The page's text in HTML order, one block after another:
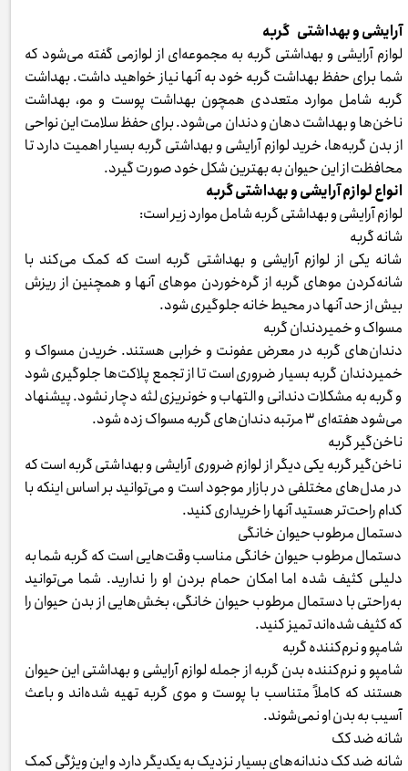
آرایشی و بهداشتی گربه
لوازم آرایشی و بهداشتی گربه به مجموعه‌ای از لوازمی گفته می‌شود که
شما برای حفظ بهداشت گربه خود به آنها نیاز خواهید داشت. بهداشت
گربه شامل موارد متعددی همچون بهداشت پوست و مو، بهداشت
ناخن‌ها و بهداشت دهان و دندان می‌شود. برای حفظ سلامت این نواحی
از بدن گربه‌ها، خرید لوازم آرایشی و بهداشتی گربه بسیار اهمیت دارد تا
محافظت از این حیوان به بهترین شکل خود صورت گیرد.
انواع لوازم آرایشی و بهداشتی گربه
لوازم آرایشی و بهداشتی گربه شامل موارد زیر است:
شانه گربه
شانه یکی از لوازم آرایشی و بهداشتی گربه است که کمک می‌کند با
شانه‌کردن موهای گربه از گره‌خوردن موهای آنها و همچنین از ریزش
بیش از حد آنها در محیط خانه جلوگیری شود.
مسواک و خمیردندان گربه
دندان‌های گربه در معرض عفونت و خرابی هستند. خریدن مسواک و
خمیردندان گربه بسیار ضروری است تا از تجمع پلاکت‌ها جلوگیری شود
و گربه به مشکلات دندانی و التهاب و خونریزی لثه دچار نشود. پیشنهاد
می‌شود هفته‌ای ۳ مرتبه دندان‌های گربه مسواک زده شود.
ناخن‌گیر گربه
ناخن‌گیر گربه یکی دیگر از لوازم ضروری آرایشی و بهداشتی گربه است که
در مدل‌های مختلفی در بازار موجود است و می‌توانید بر اساس اینکه با
کدام راحت‌تر هستید آنها را خریداری کنید.
دستمال مرطوب حیوان خانگی
دستمال مرطوب حیوان خانگی مناسب وقت‌هایی است که گربه شما به
دلیلی کثیف شده اما امکان حمام بردن او را ندارید. شما می‌توانید
به‌راحتی با دستمال مرطوب حیوان خانگی، بخش‌هایی از بدن حیوان را
که کثیف شده‌اند تمیز کنید.
شامپو و نرم‌کننده گربه
شامپو و نرم‌کننده بدن گربه از جمله لوازم آرایشی و بهداشتی این حیوان
هستند که کاملاً متناسب با پوست و موی گربه تهیه شده‌اند و باعث
آسیب به بدن او نمی‌شوند.
شانه ضد کک
شانه ضد کک دندانه‌های بسیار نزدیک به یکدیگر دارد و این ویژگی کمک